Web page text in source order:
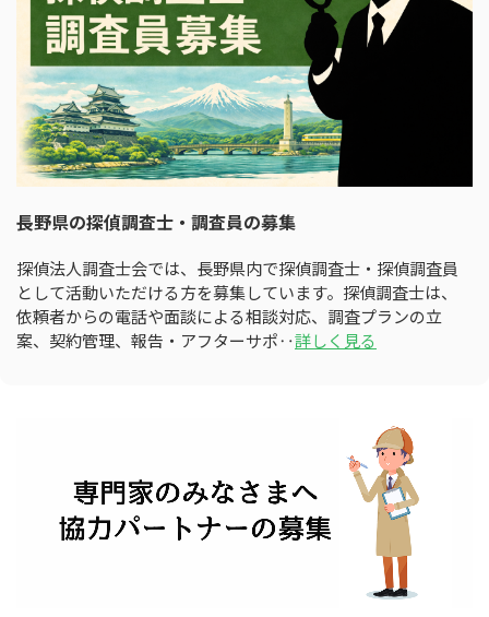
長野県の探偵調査士・調査員の募集
探偵法人調査士会では、長野県内で探偵調査士・探偵調査員
として活動いただける方を募集しています。探偵調査士は、
依頼者からの電話や面談による相談対応、調査プランの立
案、契約管理、報告・アフターサポ‥詳しく見る